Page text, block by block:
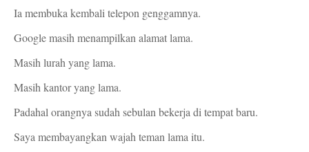
Ia membuka kembali telepon genggamnya.
Google masih menampilkan alamat lama.
Masih lurah yang lama.
Masih kantor yang lama.
Padahal orangnya sudah sebulan bekerja di tempat baru.
Saya membayangkan wajah teman lama itu.